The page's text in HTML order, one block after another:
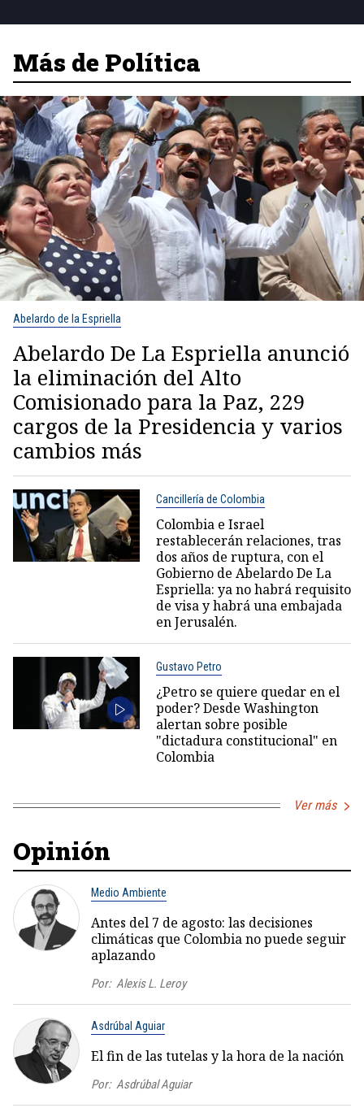
Más de Política
Abelardo de la Espriella
Abelardo De La Espriella anunció
la eliminación del Alto
Comisionado para la Paz, 229
cargos de la Presidencia y varios
cambios más
Cancillería de Colombia
Colombia e Israel
restablecerán relaciones, tras
dos años de ruptura, con el
Gobierno de Abelardo De La
Espriella: ya no habrá requisito
de visa y habrá una embajada
en Jerusalén.
Gustavo Petro
¿Petro se quiere quedar en el
poder? Desde Washington
alertan sobre posible
"dictadura constitucional" en
Colombia
Ver más
Opinión
Medio Ambiente
Antes del 7 de agosto: las decisiones
climáticas que Colombia no puede seguir
aplazando
Por: Alexis L. Leroy
Asdrúbal Aguiar
El fin de las tutelas y la hora de la nación
Por: Asdrúbal Aguiar